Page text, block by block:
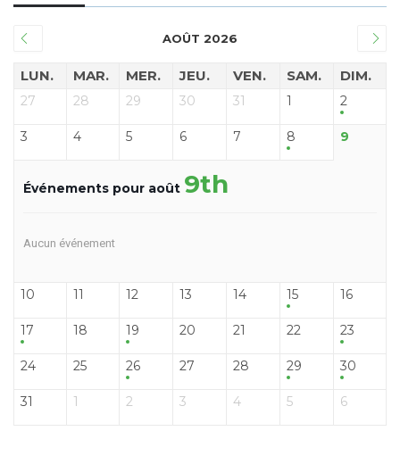
AOÛT 2026
LUN. MAR. MER. JEU. VEN. SAM. DIM.
27 28 29 30 31 1 2
3 4 5 6 7 8 9
Événements pour août 9th
Aucun événement
10 11 12 13 14 15 16
17 18 19 20 21 22 23
24 25 26 27 28 29 30
31 1 2 3 4 5 6